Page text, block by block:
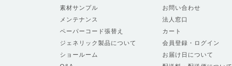
素材サンプル
メンテナンス
ペーパーコード張替え
ジェネリック製品について
ショールーム
お問い合わせ
法人窓口
カート
会員登録・ログイン
お届け日について